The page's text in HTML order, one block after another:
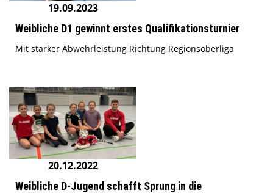
19.09.2023
Weibliche D1 gewinnt erstes Qualifikationsturnier
Mit starker Abwehrleistung Richtung Regionsoberliga
20.12.2022
Weibliche D-Jugend schafft Sprung in die